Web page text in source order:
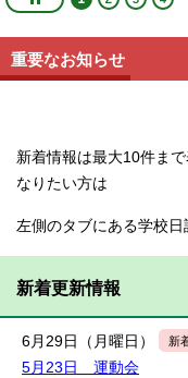
重要なお知らせ
新着情報は最大10件ま
なりたい方は
左側のタブにある学校日
新着更新情報
6月29日（月曜日） 新
5月23日 運動会